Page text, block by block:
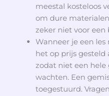
meestal kosteloos
om dure
zeker niet voor een
Wanneer je een
het op prijs gesteld
zodat niet een hele
wachten. Een
toegestuurd.